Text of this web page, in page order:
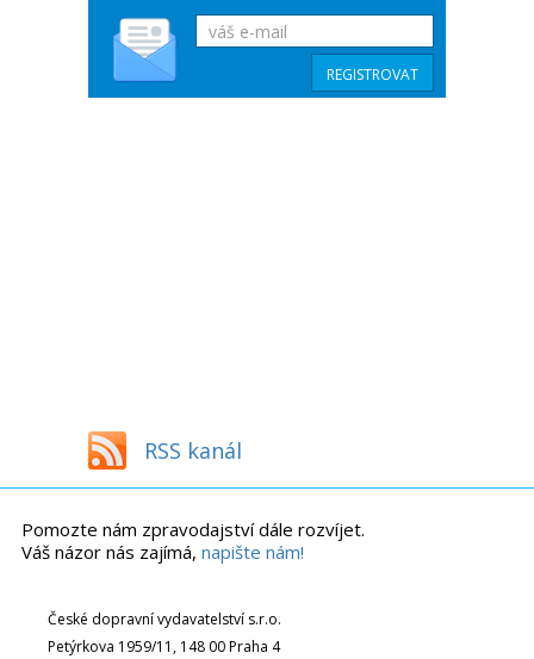
RSS kanál
Pomozte nám zpravodajství dále rozvíjet.
Váš názor nás zajímá, napište nám!
České dopravní vydavatelství s.r.o.
Petýrkova 1959/11, 148 00 Praha 4